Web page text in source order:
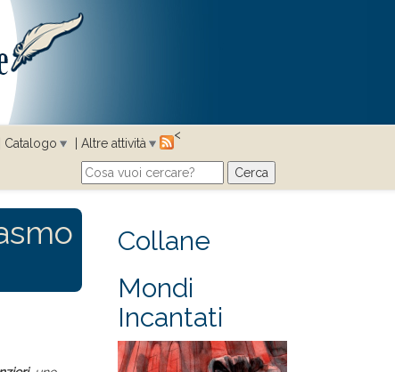
Catalogo Altre attività
<
Search form
Cerca
Collane
Mondi
Incantati